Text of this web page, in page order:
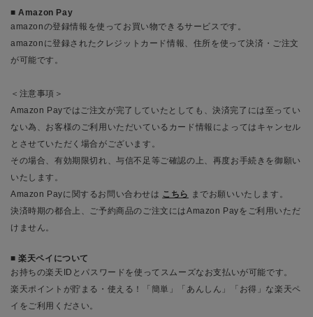
Amazon Pay
amazonの登録情報を使ってお買い物できるサービスです。
amazonに登録されたクレジットカード情報、住所を使って決済・ご注文
が可能です。
＜注意事項＞
Amazon Payではご注文が完了していたとしても、決済完了には至ってい
ない為、お客様のご利用いただいているカード情報によってはキャンセル
とさせていただく場合がございます。
その場合、有効期限切れ、与信不足等ご確認の上、再度お手続きを御願い
いたします。
Amazon Payに関するお問い合わせは こちら までお願いいたします。
決済時期の都合上、ご予約商品のご注文にはAmazon Payをご利用いただ
けません。
楽天ペイについて
お持ちの楽天IDとパスワードを使ってスムーズなお支払いが可能です。
楽天ポイントが貯まる・使える！「簡単」「あんしん」「お得」な楽天ペ
イをご利用ください。